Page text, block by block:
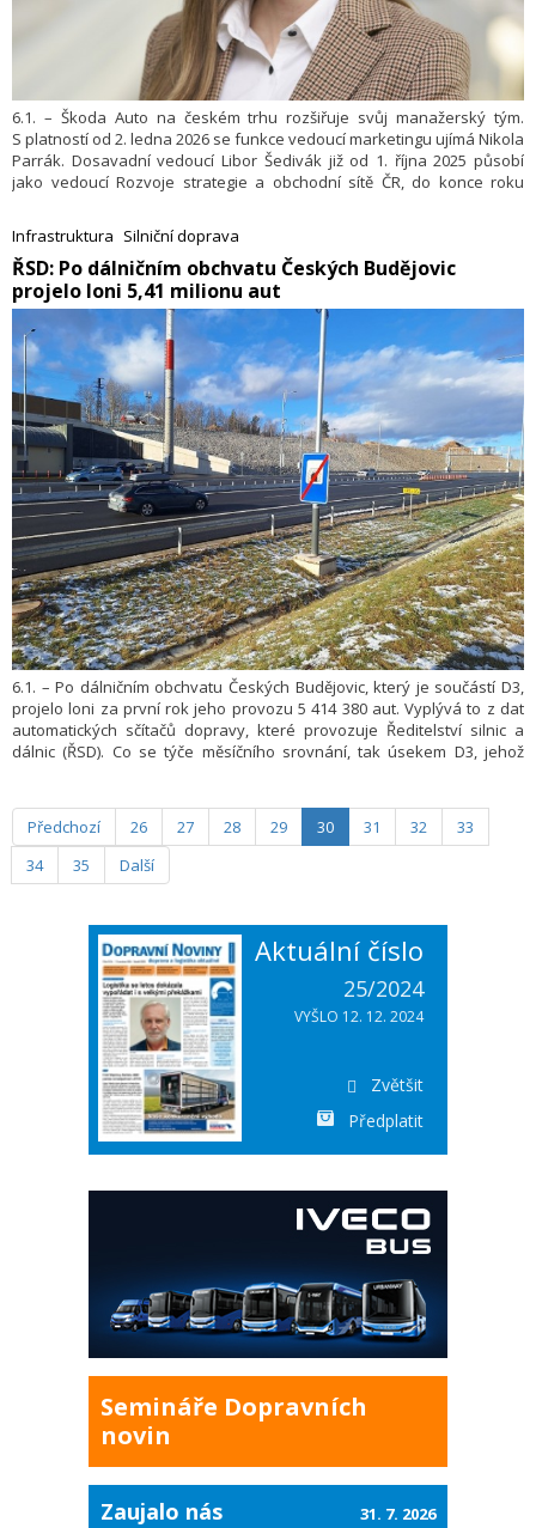
6.1. – Škoda Auto na českém trhu rozšiřuje svůj manažerský tým.
S platností od 2. ledna 2026 se funkce vedoucí marketingu ujímá Nikola
Parrák. Dosavadní vedoucí Libor Šedivák již od 1. října 2025 působí
jako vedoucí Rozvoje strategie a obchodní sítě ČR, do konce roku
přímo Jiřímu Maláčkovi, vedoucímu Škoda Auto pro český trh.
Infrastruktura Silniční doprava
​ŘSD: Po dálničním obchvatu Českých Budějovic
projelo loni 5,41 milionu aut
6.1. – Po dálničním obchvatu Českých Budějovic, který je součástí D3,
projelo loni za první rok jeho provozu 5 414 380 aut. Vyplývá to z dat
automatických sčítačů dopravy, které provozuje Ředitelství silnic a
dálnic (ŘSD). Co se týče měsíčního srovnání, tak úsekem D3, jehož
Předchozí
26 27 28 29 30 31 32
33
34
35 Další
Aktuální číslo
25/2024
VYŠLO 12. 12. 2024
Zvětšit
Předplatit
Semináře Dopravních
novin
Zaujalo nás 31. 7. 2026